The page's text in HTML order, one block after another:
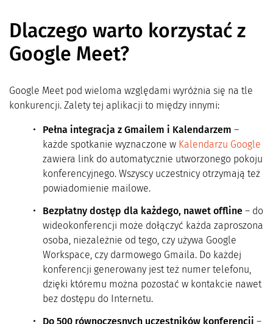
Dlaczego warto korzystać z
Google Meet?
Google Meet pod wieloma względami wyróżnia się na tle
konkurencji. Zalety tej aplikacji to między innymi:
Pełna integracja z Gmailem i Kalendarzem –
każde spotkanie wyznaczone w Kalendarzu Google
zawiera link do automatycznie utworzonego pokoju
konferencyjnego. Wszyscy uczestnicy otrzymają też
powiadomienie mailowe.
Bezpłatny dostęp dla każdego, nawet offline – do
wideokonferencji może dołączyć każda zaproszona
osoba, niezależnie od tego, czy używa Google
Workspace, czy darmowego Gmaila. Do każdej
konferencji generowany jest też numer telefonu,
dzięki któremu można pozostać w kontakcie nawet
bez dostępu do Internetu.
Do 500 równoczesnych uczestników konferencji –